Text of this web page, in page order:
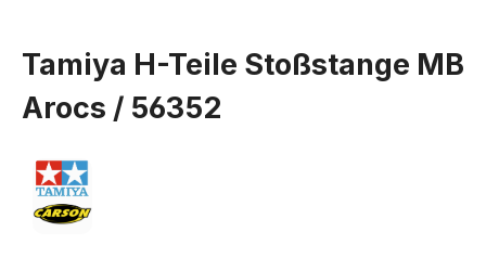
Tamiya H-Teile Stoßstange MB
Arocs / 56352